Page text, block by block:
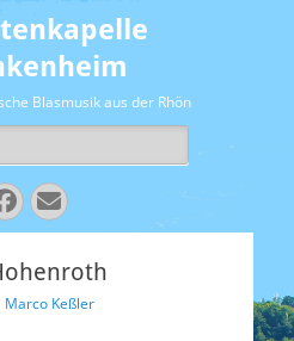
Blasmusik aus der Rhön
E-
Mail
Marco Keßler